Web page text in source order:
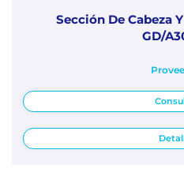
Sección De Cabeza
GD/